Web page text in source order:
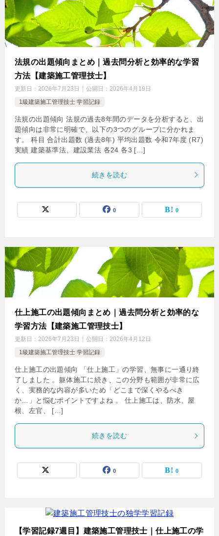
法規の出題傾向まとめ｜過去問分析と効率的な学習
方法【建築施工管理技士】
更新日： 2026年7月23日 公開日： 2026年4月19日
1級建築施工管理技士 学習記録
法規の出題傾向 法規の過去8年間のデータを分析すると、出
題傾向は非常に明確で、以下の3つのグループに分かれま
す。 科目 合計出題数 (過去8年) 平均出題数 令和7年度 (R7)
実績 建築基準法、建設業法 各24 各3 […]
続きを読む
0 0
仕上施工の出題傾向まとめ｜過去問分析と効率的な
学習方法【建築施工管理技士】
更新日： 2026年7月23日 公開日： 2026年4月12日
1級建築施工管理技士 学習記録
仕上施工の出題傾向 「仕上施工」の学習、無事に一通り終
了しました 。躯体施工に続き、この分野も範囲が非常に広
く、実務的な内容が多いため「どこまで深くやるべき
か…」と悩むポイントですよね 。 仕上施工は、防水、屋
根、左官、 […]
続きを読む
0 0
【学習記録7週目】建築施工管理技士｜仕上施工の学